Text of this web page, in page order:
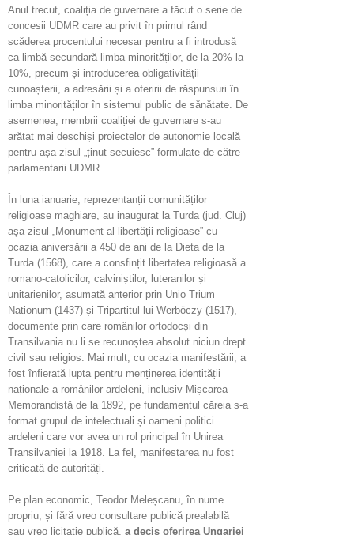
Anul trecut, coaliția de guvernare a făcut o serie de
concesii UDMR care au privit în primul rând
scăderea procentului necesar pentru a fi introdusă
ca limbă secundară limba minorităților, de la 20% la
10%, precum și introducerea obligativității
cunoașterii, a adresării și a oferirii de răspunsuri în
limba minorităților în sistemul public de sănătate. De
asemenea, membrii coaliției de guvernare s-au
arătat mai deschiși proiectelor de autonomie locală
pentru așa-zisul „ținut secuiesc” formulate de către
parlamentarii UDMR.
În luna ianuarie, reprezentanții comunităților
religioase maghiare, au inaugurat la Turda (jud. Cluj)
așa-zisul „Monument al libertății religioase” cu
ocazia aniversării a 450 de ani de la Dieta de la
Turda (1568), care a consfințit libertatea religioasă a
romano-catolicilor, calviniștilor, luteranilor și
unitarienilor, asumată anterior prin Unio Trium
Nationum (1437) și Tripartitul lui Werböczy (1517),
documente prin care românilor ortodocși din
Transilvania nu li se recunoștea absolut niciun drept
civil sau religios. Mai mult, cu ocazia manifestării, a
fost înfierată lupta pentru menținerea identității
naționale a românilor ardeleni, inclusiv Mișcarea
Memorandistă de la 1892, pe fundamentul căreia s-a
format grupul de intelectuali și oameni politici
ardeleni care vor avea un rol principal în Unirea
Transilvaniei la 1918. La fel, manifestarea nu fost
criticată de autorități.
Pe plan economic, Teodor Meleșcanu, în nume
propriu, și fără vreo consultare publică prealabilă
sau vreo licitație publică, a decis oferirea Ungariei